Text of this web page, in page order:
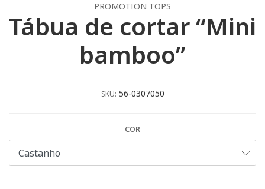
PROMOTION TOPS
Tábua de cortar “Mini
bamboo”
SKU: 56-0307050
COR